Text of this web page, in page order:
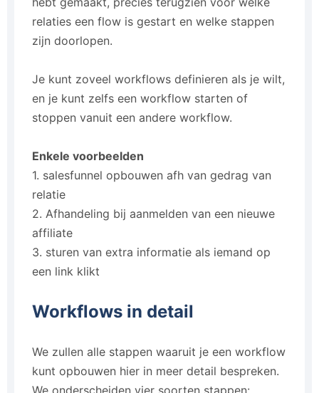
relaties een flow is gestart en welke stappen
zijn doorlopen.
Je kunt zoveel workflows definieren als je wilt,
en je kunt zelfs een workflow starten of
stoppen vanuit een andere workflow.
Enkele voorbeelden
1. salesfunnel opbouwen afh van gedrag van
relatie
2. Afhandeling bij aanmelden van een nieuwe
affiliate
3. sturen van extra informatie als iemand op
een link klikt
Workflows in detail
We zullen alle stappen waaruit je een workflow
kunt opbouwen hier in meer detail bespreken.
We onderscheiden vier soorten stappen: